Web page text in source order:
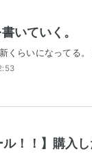
いていく。
くらいになってる。
！！】購入